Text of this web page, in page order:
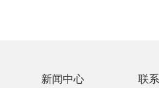
新闻中心 联